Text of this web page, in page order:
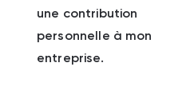
une contribution
personnelle à mon
entreprise.